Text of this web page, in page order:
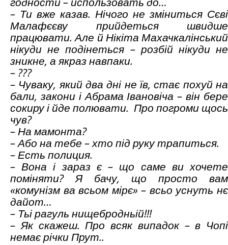
– Ти вже казав. Нічого не зміниться Сєві
Малафєєву прийдеться швидше
працювати. Але й Нікіта Махачкалінський
нікуди не подінеться – розбій нікуди не
зникне, а якраз навпаки.
– ???
– Чуваку, який два дні не їв, стає похуй на
бали, закони і Абрама Івановіча – він бере
сокиру і йде полювати. Про погроми щось
чув?
– На мамонта?
– Або на тебе – хто під руку трапиться.
– Есть полиция.
– Вона і зараз є – що саме ви хочете
поміняти? Я бачу, що просто вам
«комунізм ва всьом мірє» – всьо уснуть нє
дайот…
– Тьі рагуль нищебродньій!!!
– Як скажеш. Про всяк випадок – в Чопі
немає річки Прут..